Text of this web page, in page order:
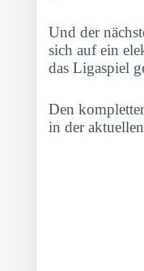
Und der
sich auf ein
das Ligaspiel
Den
in der